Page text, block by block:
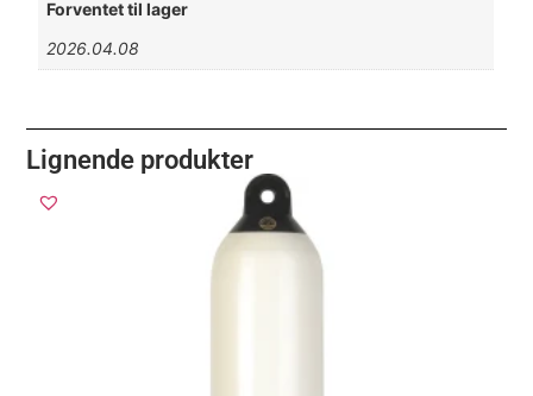
Forventet til lager
2026.04.08
Lignende produkter